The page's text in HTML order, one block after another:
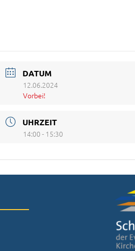
DATUM
12.06.2024
Vorbei!
UHRZEIT
14:00 - 15:30